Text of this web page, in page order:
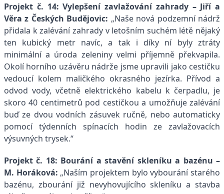
Projekt č. 14: Vylepšení zavlažování zahrady– Jiří a
Věra z Českých Budějovic: „Naše nová podzemní nádrž
přidala k zalévání zahrady v letošním suchém létě nějaký
ten kubický metr navíc, a tak i díky ní byly ztráty
minimální a úroda zeleniny velmi příjemně překvapila.
Okolí horního uzávěru nádrže jsme upravili jako cestičku
vedoucí kolem maličkého okrasného jezírka. Přívod a
odvod vody, včetně elektrického kabelu k čerpadlu, je
skoro 40 centimetrů pod cestičkou a umožňuje zalévání
buď ze dvou vodních zásuvek ručně, nebo automaticky
pomocí týdenních spínacích hodin ze zavlažovacích
výsuvných trysek.“
Projekt č. 18: Bourání a stavění skleníku a bazénu –
M. Horáková: „Naším projektem bylo vybourání starého
bazénu, zbourání již nevyhovujícího skleníku a stavba